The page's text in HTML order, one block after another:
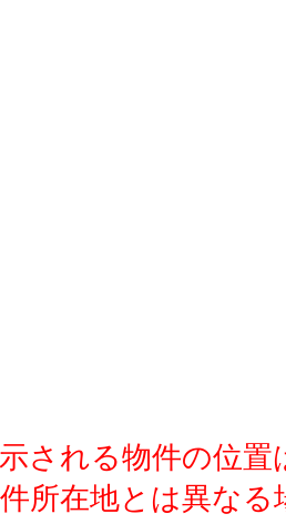
される物件の位
所在地とは異な